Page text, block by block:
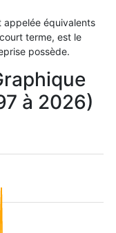
appelée équivalents
terme, est le
possède.
à 2026)